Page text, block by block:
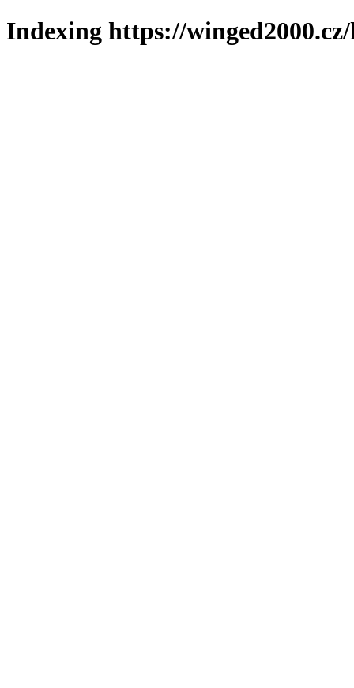
Indexing https://